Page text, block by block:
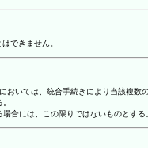
できません。
いては、統合手続きにより当該複数
合には、この限りではないものとする